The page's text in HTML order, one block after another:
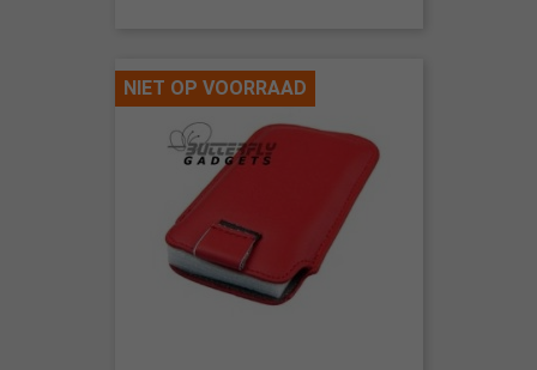
NIET OP VOORRAAD